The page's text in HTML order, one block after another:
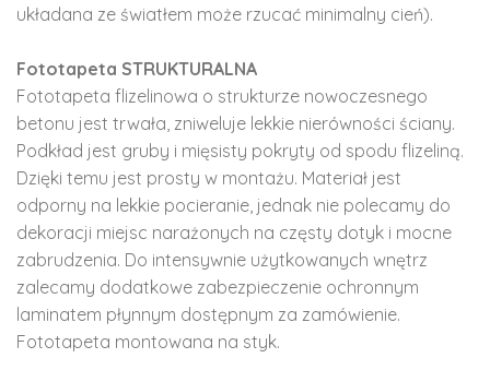
układana ze światłem może rzucać minimalny cień).
Fototapeta STRUKTURALNA
Fototapeta flizelinowa o strukturze nowoczesnego
betonu jest trwała, zniweluje lekkie nierówności ściany.
Podkład jest gruby i mięsisty pokryty od spodu flizeliną.
Dzięki temu jest prosty w montażu. Materiał jest
odporny na lekkie pocieranie, jednak nie polecamy do
dekoracji miejsc narażonych na częsty dotyk i mocne
zabrudzenia. Do intensywnie użytkowanych wnętrz
zalecamy dodatkowe zabezpieczenie ochronnym
laminatem płynnym dostępnym za zamówienie.
Fototapeta montowana na styk.